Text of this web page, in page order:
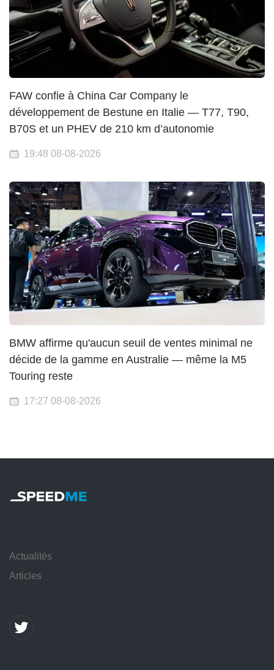
FAW confie à China Car Company le
développement de Bestune en Italie — T77, T90,
B70S et un PHEV de 210 km d’autonomie
19:48 08-08-2026
BMW affirme qu'aucun seuil de ventes minimal ne
décide de la gamme en Australie — même la M5
Touring reste
17:27 08-08-2026
Actualités
Articles